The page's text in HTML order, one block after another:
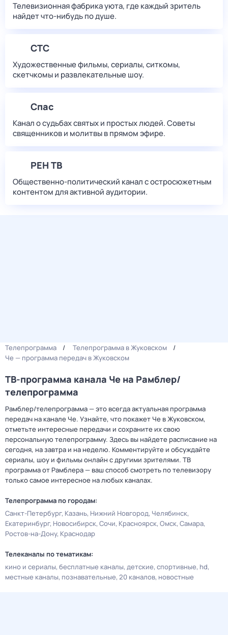
Телевизионная фабрика уюта, где каждый зритель
найдет что‑нибудь по душе.
СТС
Художественные фильмы, сериалы, ситкомы,
скетчкомы и развлекательные шоу.
Спас
Канал о судьбах святых и простых людей. Советы
священников и молитвы в прямом эфире.
РЕН ТВ
Общественно-политический канал с остросюжетным
контентом для активной аудитории.
Телепрограмма
Телепрограмма в Жуковском
Че — программа передач в Жуковском
ТВ-программа канала Че на Рамблер/
телепрограмма
Рамблер/телепрограмма — это всегда актуальная программа
передач на канале Че. Узнайте, что покажет Че в Жуковском,
отметьте интересные передачи и сохраните их свою
персональную телепрограмму. Здесь вы найдете расписание на
сегодня, на завтра и на неделю. Комментируйте и обсуждайте
сериалы, шоу и фильмы онлайн с другими зрителями. ТВ
программа от Рамблера — ваш способ смотреть по телевизору
только самое интересное на любых каналах.
Телепрограмма по городам:
Санкт-Петербург Казань Нижний Новгород Челябинск
Екатеринбург Новосибирск Сочи Красноярск Омск Самара
Ростов-на-Дону Краснодар
Телеканалы по тематикам:
кино и сериалы бесплатные каналы детские спортивные hd
местные каналы познавательные 20 каналов новостные